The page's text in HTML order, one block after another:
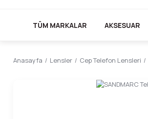
TÜM MARKALAR AKSESUAR
Anasayfa Lensler Cep Telefon Lensleri